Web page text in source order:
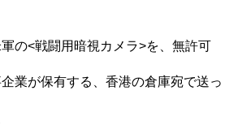
の<戦闘用暗視カメラ>を、無許可
業が保有する、香港の倉庫宛で送っ